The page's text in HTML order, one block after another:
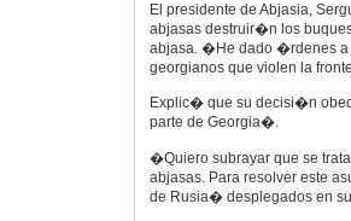
El presidente de Abjasia,
abjasas destruir�n los
abjasa. �He dado �rdenes a
georgianos que violen la
Explic� que su decisi�n
parte de Georgia�.
�Quiero subrayar que se
abjasas. Para resolver este
de Rusia� desplegados en